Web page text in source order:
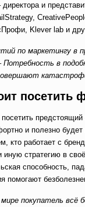
и
Klever lab и
по маркетингу
Потребность в
посетить
посетить
и полезно
кто работает с
стратегию в
способность,
помогают
покупатель всё